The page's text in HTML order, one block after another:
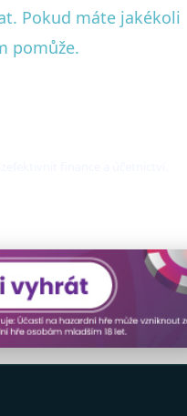
Pokud máte jakékoli
pomůže.